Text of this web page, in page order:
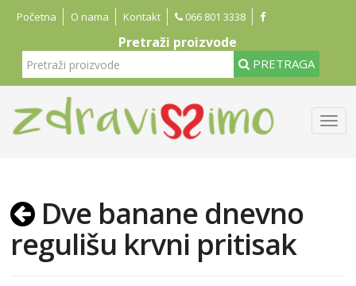
Početna O nama Kontakt 066 801 3338
Pretraži proizvode
PRETRAGA
Dve banane dnevno
regulišu krvni pritisak